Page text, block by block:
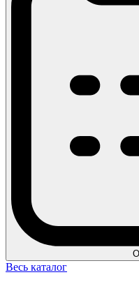
Весь каталог